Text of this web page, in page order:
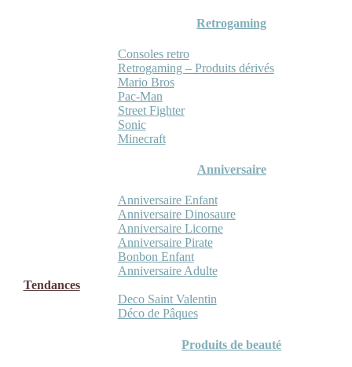
Retrogaming
Consoles retro
Retrogaming – Produits dérivés
Mario Bros
Pac-Man
Street Fighter
Sonic
Minecraft
Anniversaire
Anniversaire Enfant
Anniversaire Dinosaure
Anniversaire Licorne
Anniversaire Pirate
Bonbon Enfant
Anniversaire Adulte
Tendances
Deco Saint Valentin
Déco de Pâques
Produits de beauté